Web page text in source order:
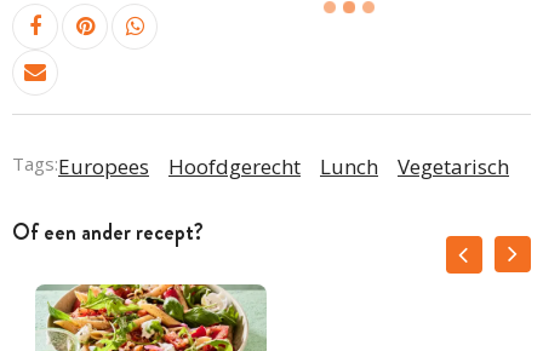
Tags:Europees Hoofdgerecht Lunch Vegetarisch
Of een ander recept?